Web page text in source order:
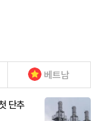
베트남
단추